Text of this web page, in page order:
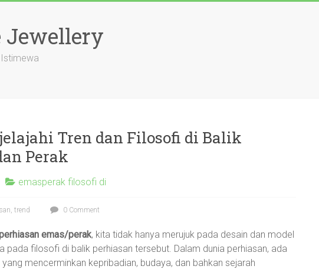
Jewellery
Tren dan Filosofi di Balik
Perak
emasperak filosofi di
, trend 0 Comment
emas/perak, kita tidak hanya merujuk pada desain dan model
pada filosofi di balik perhiasan tersebut. Dalam dunia perhiasan, ada
mencerminkan kepribadian, budaya, dan bahkan sejarah